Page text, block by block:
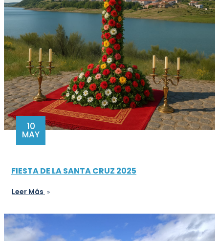
10
MAY
FIESTA DE LA SANTA CRUZ 2025
Leer Más